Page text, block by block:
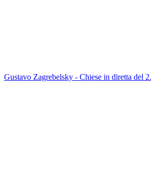
Gustavo Zagrebelsky - Chiese in diretta del